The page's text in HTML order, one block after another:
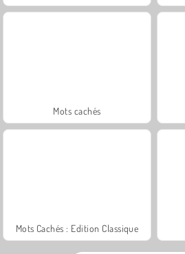
Mots cachés
Mots Cachés : Edition Classique